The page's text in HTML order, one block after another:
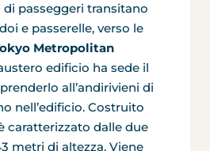
passeggeri transitano
e passerelle, verso le
Metropolitan
edificio ha sede il
all’andirivieni di
nell’edificio. Costruito
caratterizzato dalle due
metri di altezza. Viene